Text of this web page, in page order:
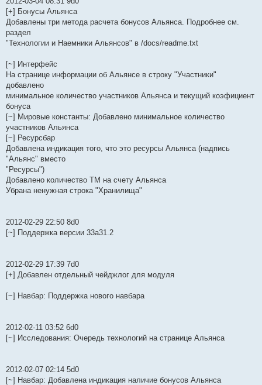
[+] Бонусы Альянса
Добавлены три метода расчета бонусов Альянса. Подробнее см.
раздел
"Технологии и Наемники Альянсов" в /docs/readme.txt
[~] Интерфейс
На странице информации об Альянсе в строку "Участники"
добавлено
минимальное количество участников Альянса и текущий коэфициент
бонуса
[~] Мировые константы: Добавлено минимальное количество
участников Альянса
[~] Ресурсбар
Добавлена индикация того, что это ресурсы Альянса (надпись
"Альянс" вместо
"Ресурсы")
Добавлено количество ТМ на счету Альянса
Убрана ненужная строка "Хранилища"
2012-02-29 22:50 8d0
[~] Поддержка версии 33a31.2
2012-02-29 17:39 7d0
[+] Добавлен отдельный чейджлог для модуля
[~] Навбар: Поддержка нового навбара
2012-02-11 03:52 6d0
[~] Исследования: Очередь технологий на странице Альянса
2012-02-07 02:14 5d0
[~] Навбар: Добавлена индикация наличие бонусов Альянса